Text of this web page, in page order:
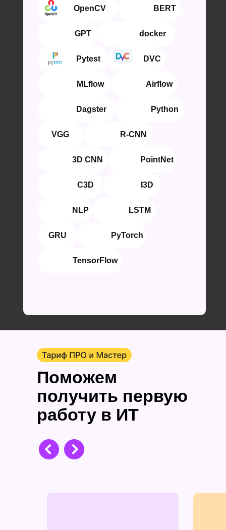
⠀⠀⠀⠀OpenCV ⠀⠀⠀⠀⠀BERT
⠀⠀⠀⠀⠀GPT ⠀⠀⠀⠀⠀ docker
⠀⠀⠀⠀⠀Pytest ⠀⠀⠀⠀⠀DVC
⠀⠀⠀⠀⠀ MLflow ⠀⠀⠀⠀⠀Airflow
⠀⠀⠀⠀⠀Dagster ⠀⠀⠀⠀⠀Python
VGG ⠀⠀⠀⠀⠀R-CNN
⠀⠀⠀⠀⠀3D CNN ⠀⠀⠀⠀⠀PointNet
⠀⠀⠀⠀⠀C3D ⠀⠀⠀⠀⠀I3D
⠀⠀⠀⠀⠀NLP ⠀⠀⠀⠀⠀LSTM
GRU ⠀⠀⠀⠀⠀PyTorch
⠀⠀⠀⠀⠀TensorFlow
Поможем
получить первую
работу в ИТ